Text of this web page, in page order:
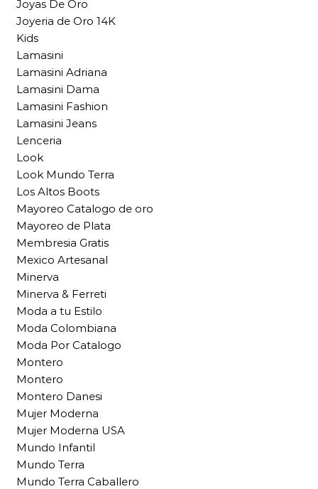
Joyas De Oro
Joyeria de Oro 14K
Kids
Lamasini
Lamasini Adriana
Lamasini Dama
Lamasini Fashion
Lamasini Jeans
Lenceria
Look
Look Mundo Terra
Los Altos Boots
Mayoreo Catalogo de oro
Mayoreo de Plata
Membresia Gratis
Mexico Artesanal
Minerva
Minerva & Ferreti
Moda a tu Estilo
Moda Colombiana
Moda Por Catalogo
Montero
Montero
Montero Danesi
Mujer Moderna
Mujer Moderna USA
Mundo Infantil
Mundo Terra
Mundo Terra Caballero